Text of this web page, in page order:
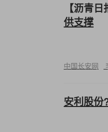
【沥青
供支撑
中国长安网
安利股份